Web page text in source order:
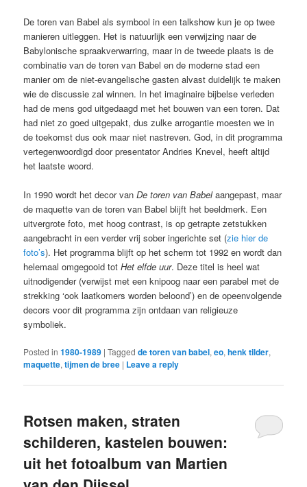
De toren van Babel als symbool in een talkshow kun je op twee
manieren uitleggen. Het is natuurlijk een verwijzing naar de
Babylonische spraakverwarring, maar in de tweede plaats is de
combinatie van de toren van Babel en de moderne stad een
manier om de niet-evangelische gasten alvast duidelijk te maken
wie de discussie zal winnen. In het imaginaire bijbelse verleden
had de mens god uitgedaagd met het bouwen van een toren. Dat
had niet zo goed uitgepakt, dus zulke arrogantie moesten we in
de toekomst dus ook maar niet nastreven. God, in dit programma
vertegenwoordigd door presentator Andries Knevel, heeft altijd
het laatste woord.
In 1990 wordt het decor vanDe toren van Babelaangepast, maar
de maquette van de toren van Babel blijft het beeldmerk. Een
uitvergrote foto, met hoog contrast, is op getrapte zetstukken
aangebracht in een verder vrij sober ingerichte set (zie hier de
foto’s). Het programma blijft op het scherm tot 1992 en wordt dan
helemaal omgegooid totHet elfde uur. Deze titel is heel wat
uitnodigender (verwijst met een knipoog naar een parabel met de
strekking ‘ook laatkomers worden beloond’) en de opeenvolgende
decors voor dit programma zijn ontdaan van religieuze
symboliek.
Posted in 1980-1989 |Tagged de toren van babel,eo,henk tilder,
maquette,tijmen de bree | Leave a reply
Rotsen maken, straten
schilderen, kastelen bouwen:
uit het fotoalbum van Martien